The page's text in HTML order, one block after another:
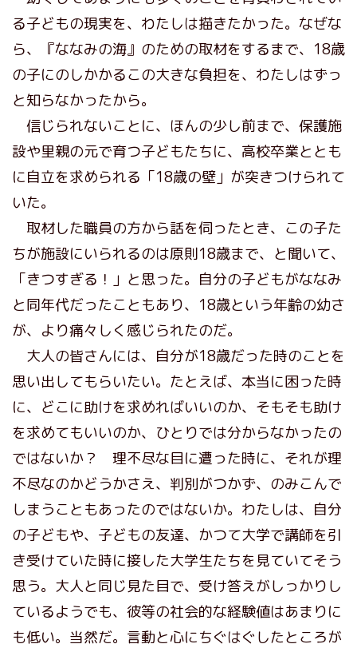
る子どもの現実を、わたしは描きたかった。なぜな
ら、『ななみの海』のための取材をするまで、18歳
の子にのしかかるこの大きな負担を、わたしはずっ
と知らなかったから。
信じられないことに、ほんの少し前まで、保護施
設や里親の元で育つ子どもたちに、高校卒業ととも
に自立を求められる「18歳の壁」が突きつけられて
いた。
取材した職員の方から話を伺ったとき、この子た
ちが施設にいられるのは原則18歳まで、と聞いて、
「きつすぎる！」と思った。自分の子どもがななみ
と同年代だったこともあり、18歳という年齢の幼さ
が、より痛々しく感じられたのだ。
大人の皆さんには、自分が18歳だった時のことを
思い出してもらいたい。たとえば、本当に困った時
に、どこに助けを求めればいいのか、そもそも助け
を求めてもいいのか、ひとりでは分からなかったの
ではないか？ 理不尽な目に遭った時に、それが理
不尽なのかどうかさえ、判別がつかず、のみこんで
しまうこともあったのではないか。わたしは、自分
の子どもや、子どもの友達、かつて大学で講師を引
き受けていた時に接した大学生たちを見ていてそう
思う。大人と同じ見た目で、受け答えがしっかりし
ているようでも、彼等の社会的な経験値はあまりに
も低い。当然だ。言動と心にちぐはぐしたところが